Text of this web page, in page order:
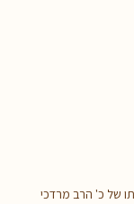
של כ' הרב מרדכי